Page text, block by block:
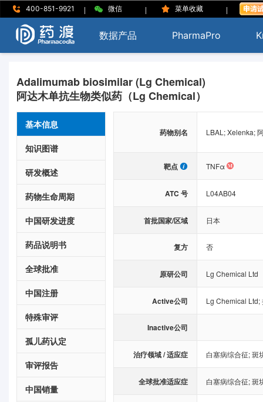
400-851-9921 | 微信 | 菜单收藏 |
数据产品 PharmaPro
Adalimumab biosimilar (Lg Chemical)
阿达木单抗生物类似药（Lg Chemical）
基本信息
知识图谱
研发概述
药物生命周期
中国研发进度
药品说明书
全球批准
中国注册
特殊审评
孤儿药认定
审评报告
中国销量
药物别名 LBAL; Xelenka;
靶点 TNFα
ATC 号 L04AB04
首批国家/区域 日本
复方 否
原研公司 Lg Chemical Ltd
Active公司 Lg Chemical Ltd;
Inactive公司
治疗领域 / 适应症 白塞病综合征;斑
全球批准适应症 白塞病综合征;斑